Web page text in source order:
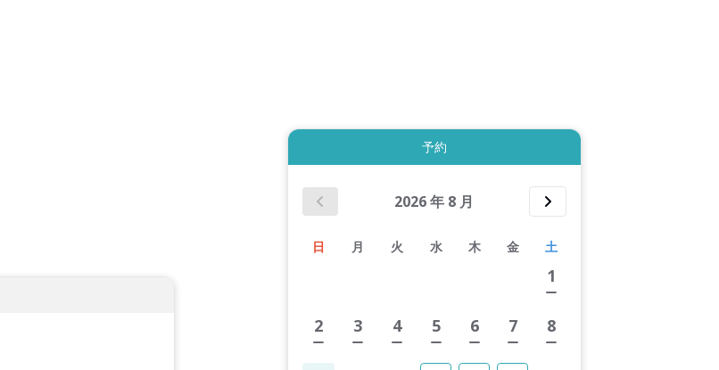
予約
2026年 8 月
日 月 火 水 木 金 土
1
2 3 4 5 6 7 8